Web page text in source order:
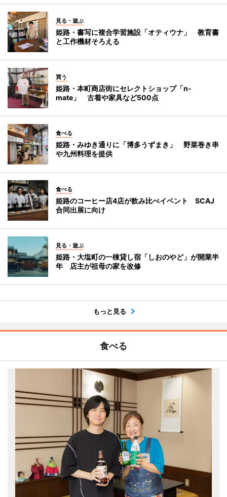
見る・遊ぶ
姫路・書写に複合学習施設「オティウナ」 教育書
と工作機材そろえる
買う
姫路・本町商店街にセレクトショップ「n-
mate」 古着や家具など500点
食べる
姫路・みゆき通りに「博多うずまき」 野菜巻き串
や九州料理を提供
食べる
姫路のコーヒー店4店が飲み比べイベント SCAJ
合同出展に向け
見る・遊ぶ
姫路・大塩町の一棟貸し宿「しおのやど」が開業半
年 店主が祖母の家を改修
もっと見る
食べる